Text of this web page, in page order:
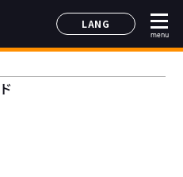
LANG
日本語
menu